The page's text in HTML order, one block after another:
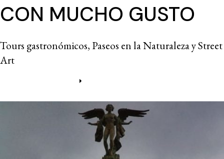
CON MUCHO GUSTO
Tours gastronómicos, Paseos en la Naturaleza y Street
Art